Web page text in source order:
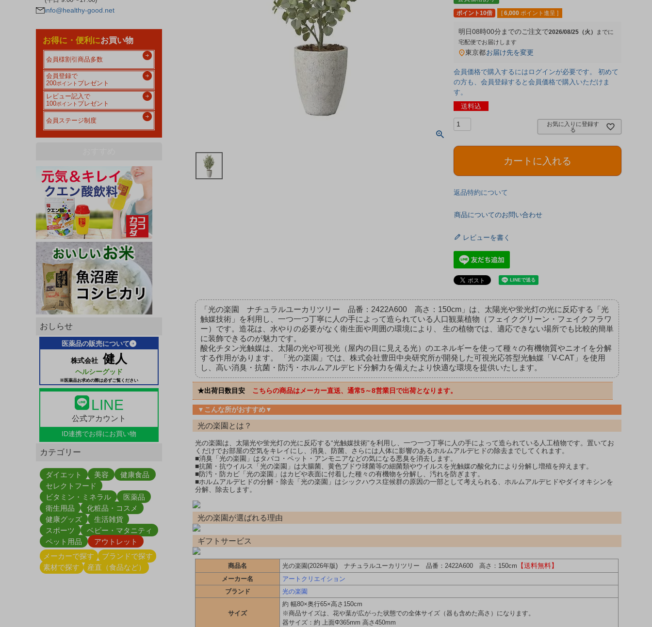
info@healthy-good.net
お得に・便利にお買い物
会員様割引商品多数
会員登録で
200ポイント プレゼント
レビュー記入で
100ポイント プレゼント
会員ステージ制度
おしらせ
医薬品の販売について
株式会社 健人
ヘルシーグッド
※医薬品お求めの際は必ずご覧ください
LINE
公式アカウント
ID連携でお得にお買い物
カテゴリー
ダイエット 美容
健康食品
セレクトフード
ビタミン・ミネラル
医薬品
衛生用品
化粧品・コスメ
健康グッズ
生活雑貨
スポーツ
ベビー・マタニティ
ペット用品
アウトレット
メーカーで探す
ブランドで探す
素材で探す
産直（食品など）
ポイント10倍 [ 6,000 ポイント進呈 ]
明日08時00分までのご注文で2026/08/25（火）
宅配便
東京都お届け先を変更
会員価格で購入するにはログインが必要です。 初めて
の方も、会員登録すると会員価格で購入いただけま
す。
送料込
お気に入りに登録す
る
カートに入れる
返品特約について
商品についてのお問い合わせ
レビューを書く
「光の楽園 ナチュラルユーカリツリー 品番：2422A600 高さ：150cm」は、太陽光や蛍光灯の光に反応する「光
触媒技術」を利用し、一つ一つ丁寧に人の手によって造られている人口観葉植物（フェイクグリーン・フェイクフラワ
ー）です。造花は、水やりの必要がなく衛生面や周囲の環境により、 生の植物では、適応できない場所でも比較的簡単
に装飾できるのが魅力です。
酸化チタン光触媒は、太陽の光や可視光（屋内の目に見える光）のエネルギーを使って種々の有機物質やニオイを分解
する作用があります。 「光の楽園」では、株式会社豊田中央研究所が開発した可視光応答型光触媒「V-CAT」を使用
し、高い消臭・抗菌・防汚・ホルムアルデヒド分解力を備えたより快適な環境を提供いたします。
★出荷日数目安 こちらの商品はメーカー直送、通常5～8営業日で出荷となります。
▼こんな所がおすすめ▼
光の楽園とは？
光の楽園は、太陽光や蛍光灯の光に反応する“光触媒技術”を利用し、一つ一つ丁寧に人の手によって造られている人工植物です。置いてお
くだけでお部屋の空気をキレイにし、消臭、防菌、さらには人体に影響のあるホルムアルデヒドの除去までしてくれます。
■消臭「光の楽園」はタバコ・ペット・アンモニアなどの気になる悪臭を消去します。
■抗菌・抗ウイルス「光の楽園」は大腸菌、黄色ブドウ球菌等の細菌類やウイルスを光触媒の酸化力により分解し増殖を抑えます。
■防汚・防カビ「光の楽園」はカビや表面に付着した種々の有機物を分解し、汚れを防ぎます。
■ホルムアルデヒドの分解・除去「光の楽園」はシックハウス症候群の原因の一部として考えられる、ホルムアルデヒドやダイオキシンを
分解、除去します。
光の楽園が選ばれる理由
ギフトサービス
商品名 光の楽園(2026年版) ナチュラルユーカリツリー 品番：2422A600 高さ：150cm 【送料無料】
メーカー名
アートクリエイション
ブランド
光の楽園
サイズ
約 幅80×奥行65×高さ150cm
※商品サイズは、花や葉が広がった状態での全体サイズ（器も含めた高さ）になります。
器サイズ：約 上面Φ365mm 高さ450mm